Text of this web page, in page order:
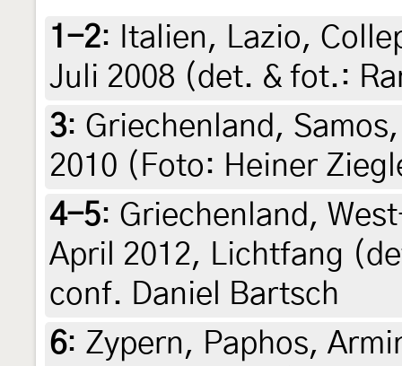
1-2:
Italien, Lazio,
Juli 2008 (det. & fot.:
3: Griechenland,
2010 (Foto: Heiner
4-5: Griechenland,
April 2012, Lichtfang
conf. Daniel Bartsch
6: Zypern, Paphos,